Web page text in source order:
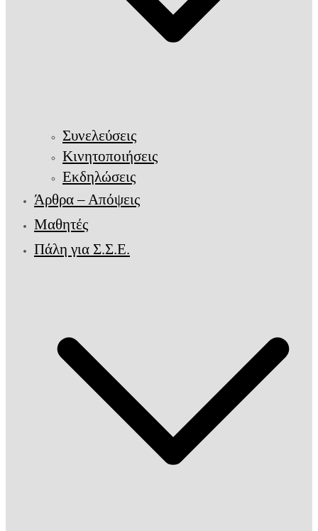
Συνελεύσεις
Κινητοποιήσεις
Εκδηλώσεις
Άρθρα – Απόψεις
Μαθητές
Πάλη για Σ.Σ.Ε.